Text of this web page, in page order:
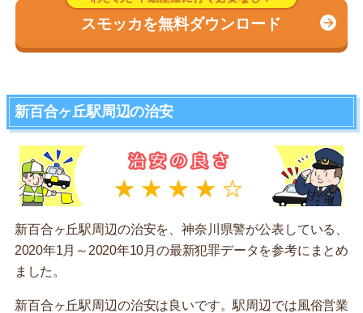
スモッカを無料ダウンロード
新百合ヶ丘駅周辺の治安
新百合ヶ丘駅周辺の治安を、神奈川県警が公表している、
2020年1月～2020年10月の最新犯罪データを参考にまとめ
ました。
新百合ヶ丘駅周辺の治安は良いです。駅周辺では風俗営業